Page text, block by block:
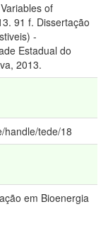
of
91 f. Dissertação
-
Estadual do
2013.
handle/tede/18
em Bioenergia